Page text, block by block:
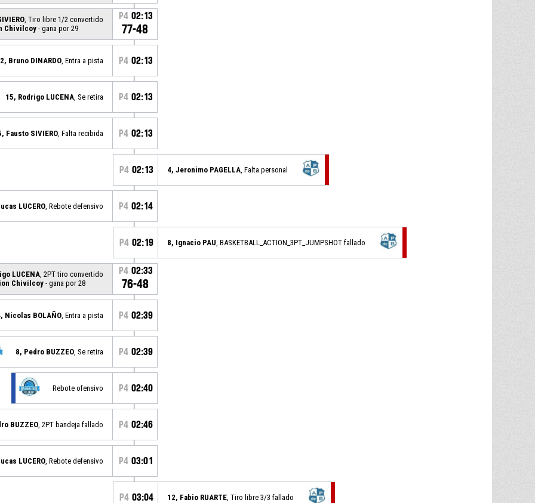
, Tiro libre 1/2 convertido
Chivilcoy - gana por 29
P4 02:13
77-48
Bruno DINARDO , Entra a pista P4 02:13
15, Rodrigo LUCENA , Se retira P4 02:13
Fausto SIVIERO , Falta recibida P4 02:13
P4 02:13 4, Jeronimo PAGELLA , Falta personal
LUCERO , Rebote defensivo P4 02:14
P4 02:19 8, Ignacio PAU , BASKETBALL_ACTION_3PT_JUMPSHOT fallado
LUCENA , 2PT tiro convertido
Chivilcoy - gana por 28
P4 02:33
76-48
Nicolas BOLAÑO , Entra a pista P4 02:39
8, Pedro BUZZEO , Se retira P4 02:39
Rebote ofensivo P4 02:40
BUZZEO , 2PT bandeja fallado P4 02:46
LUCERO , Rebote defensivo P4 03:01
P4 03:04 12, Fabio RUARTE , Tiro libre 3/3 fallado